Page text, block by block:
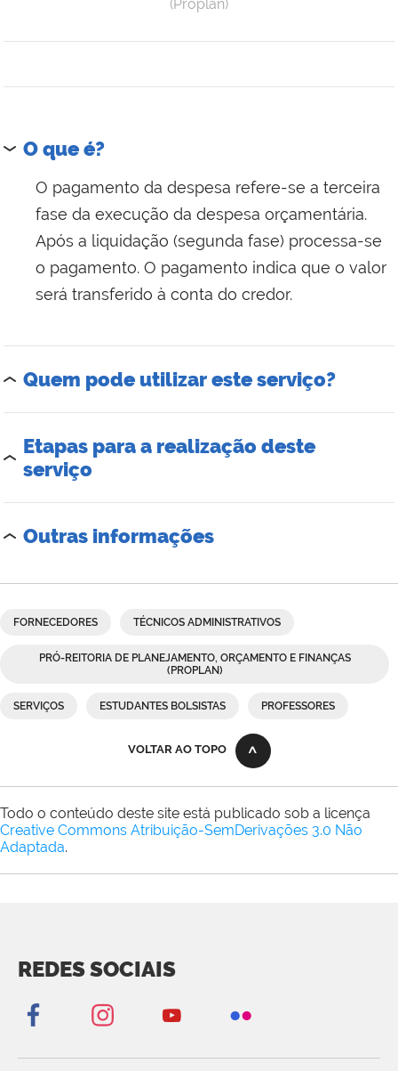
(Proplan)
O que é?
O pagamento da despesa refere-se a terceira
fase da execução da despesa orçamentária.
Após a liquidação (segunda fase) processa-se
o pagamento. O pagamento indica que o valor
será transferido à conta do credor.
Quem pode utilizar este serviço?
Etapas para a realização deste
serviço
Outras informações
FORNECEDORES TÉCNICOS ADMINISTRATIVOS
PRÓ-REITORIA DE PLANEJAMENTO, ORÇAMENTO E FINANÇAS
(PROPLAN)
SERVIÇOS ESTUDANTES BOLSISTAS PROFESSORES
VOLTAR AO TOPO
Todo o conteúdo deste site está publicado sob a licença
Creative Commons Atribuição-SemDerivações 3.0 Não
Adaptada.
REDES SOCIAIS